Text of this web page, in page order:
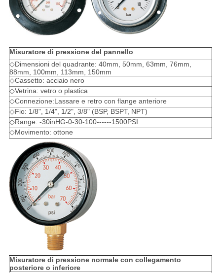
Misuratore di pressione del pannello
◇Dimensioni del quadrante: 40mm, 50mm, 63mm, 76mm,
88mm, 100mm, 113mm, 150mm
◇Cassetto: acciaio nero
◇Vetrina: vetro o plastica
◇Connezione:Lassare e retro con flange anteriore
◇Fio: 1/8", 1/4", 1/2", 3/8" (BSP, BSPT, NPT)
◇Range: -30inHG-0-30-100------1500PSI
◇Movimento: ottone
Misuratore di pressione normale con collegamento
posteriore o inferiore